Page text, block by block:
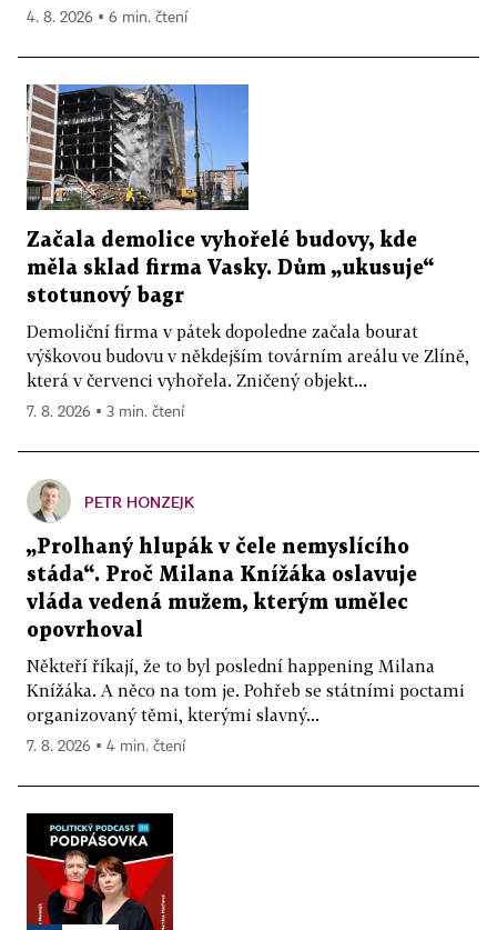
4. 8. 2026 ▪ 6 min. čtení
Začala demolice vyhořelé budovy, kde
měla sklad firma Vasky. Dům „ukusuje“
stotunový bagr
Demoliční firma v pátek dopoledne začala bourat
výškovou budovu v někdejším továrním areálu ve Zlíně,
která v červenci vyhořela. Zničený objekt...
7. 8. 2026 ▪ 3 min. čtení
PETR HONZEJK
„Prolhaný hlupák v čele nemyslícího
stáda“. Proč Milana Knížáka oslavuje
vláda vedená mužem, kterým umělec
opovrhoval
Někteří říkají, že to byl poslední happening Milana
Knížáka. A něco na tom je. Pohřeb se státními poctami
organizovaný těmi, kterými slavný...
7. 8. 2026 ▪ 4 min. čtení